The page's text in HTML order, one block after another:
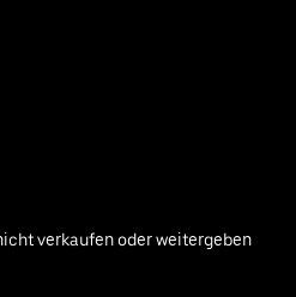
verkaufen oder weitergeben